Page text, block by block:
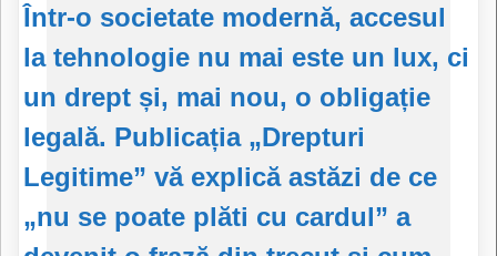
Într-o societate modernă, accesul
la tehnologie nu mai este un lux, ci
un drept și, mai nou, o obligație
legală. Publicația „Drepturi
Legitime” vă explică astăzi de ce
„nu se poate plăti cu cardul” a